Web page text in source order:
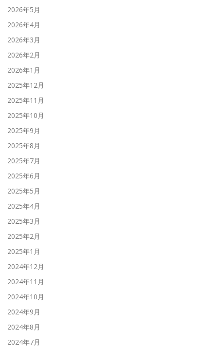
2026年5月
2026年4月
2026年3月
2026年2月
2026年1月
2025年12月
2025年11月
2025年10月
2025年9月
2025年8月
2025年7月
2025年6月
2025年5月
2025年4月
2025年3月
2025年2月
2025年1月
2024年12月
2024年11月
2024年10月
2024年9月
2024年8月
2024年7月